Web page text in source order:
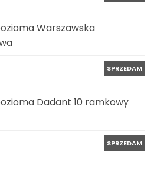
Warszawska
SPRZEDAM
Dadant 10 ramkowy
SPRZEDAM